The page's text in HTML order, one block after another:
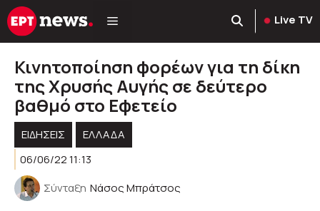
Μετάβαση
σε
Live TV
Κινητοποίηση φορέων για τη δίκη
της Χρυσής Αυγής σε δεύτερο
βαθμό στο Εφετείο
ΕΙΔΗΣΕΙΣ
ΕΛΛΑΔΑ
06/06/22 11:13
Σύνταξη Νάσος Μπράτσος